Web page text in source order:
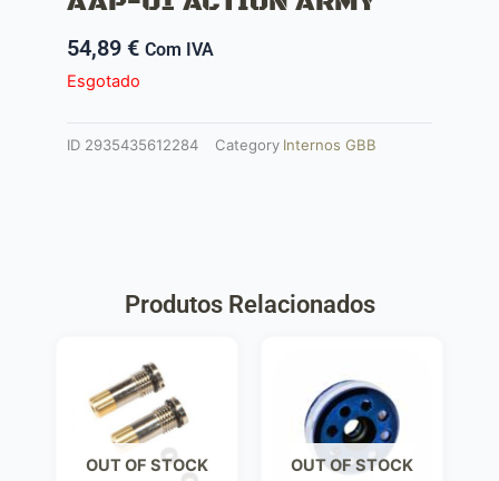
54,89 € Com IVA
Esgotado
ID 2935435612284 Category Internos GBB
Produtos Relacionados
OUT OF STOCK OUT OF STOCK